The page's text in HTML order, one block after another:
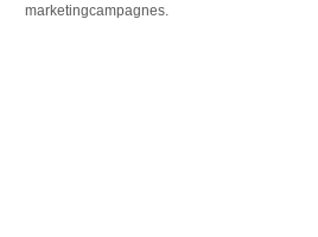
marketingcampagnes.